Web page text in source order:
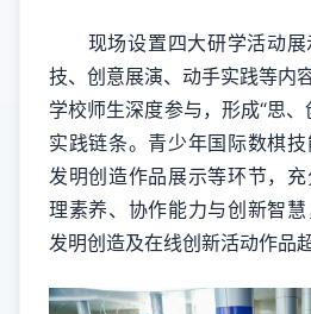
现场设置四大研学活动展
技、创意展演、动手实践等内
学校师生深度参与，形成“思
实践链条。青少年国际数棋技
发明创造作品展示等环节，
理素养、协作能力与创新智
发明创造及在线创新活动作品